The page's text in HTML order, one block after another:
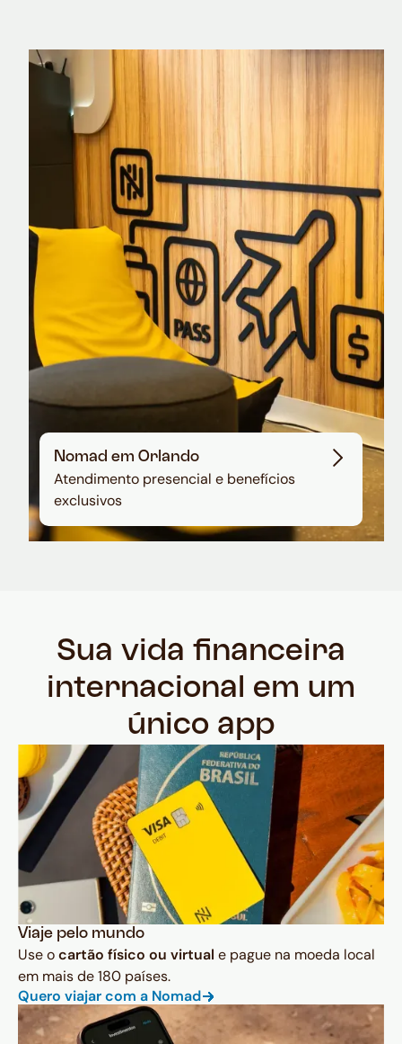
Nomad Explorer
Cartão de crédito brasileiro com cashback
em dólar
Nomad em Orlando
Atendimento presencial e benefícios
exclusivos
Sua vida financeira
internacional em um
único app
Viaje pelo mundo
Use ocartão físico ou virtual e pague na moeda local
em mais de 180 países.
Quero viajar com a Nomad